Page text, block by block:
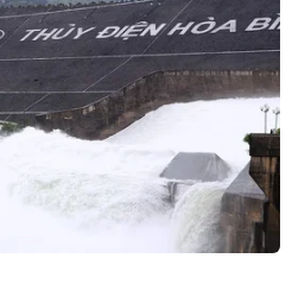
văn hóa,
dân không